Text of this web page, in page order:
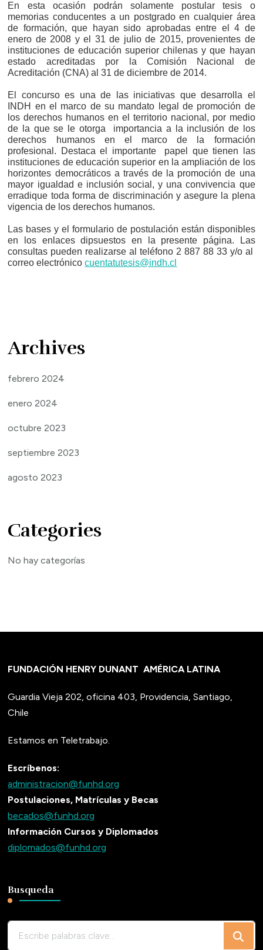
En esta ocasión podrán solamente postular tesis o
memorias conducentes a un postgrado en cualquier área
de formación, que hayan sido aprobadas entre el 4 de
enero de 2008 y el 31 de julio de 2015, provenientes de
instituciones de educación superior chilenas y que hayan
estado acreditadas por la Comisión Nacional de
Acreditación (CNA) al 31 de diciembre de 2014.
El concurso es una de las iniciativas que desarrolla el
INDH en el marco de su mandato legal de promoción de
los derechos humanos en el territorio nacional, por medio
de la que se le otorga importancia a la inclusión de los
derechos humanos en el marco de la formación
profesional. Destaca el importante papel que tienen las
instituciones de educación superior en la ampliación de los
horizontes democráticos a través de la promoción de una
mayor igualdad e inclusión social, y una convivencia que
erradique toda forma de discriminación y asegure la plena
vigencia de los derechos humanos.
Las bases y el formulario de postulación están disponibles
en los enlaces dipsuestos en la presente página. Las
consultas pueden realizarse al teléfono 2 887 88 33 y/o al
correo electrónicocuentatutesis@indh.cl
Archives
febrero 2024
enero 2024
octubre 2023
septiembre 2023
agosto 2023
Categories
No hay categorías
FUNDACIÓN HENRY DUNANTAMÉRICA LATINA
Guardia Vieja 202, oficina 403, Providencia, Santiago,
Chile
Estamos en Teletrabajo.
Escríbenos:
administracion@funhd.org
Postulaciones, Matrículas y Becas
becados@funhd.org
Información Cursos y Diplomados
diplomados@funhd.org
Busqueda